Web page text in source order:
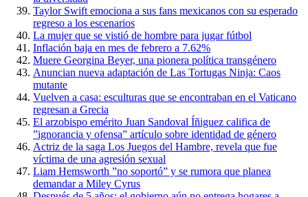
Taylor Swift emociona a sus fans mexicanos con su esperado
regreso a los escenarios
La mujer que se vistió de hombre para jugar fútbol
Inflación baja en mes de febrero a 7.62%
Muere Georgina Beyer, una pionera política transgénero
Anuncian nueva adaptación de Las Tortugas Ninja: Caos
mutante
Vuelven a casa: esculturas que se encontraban en el Vaticano
regresan a Grecia
El arzobispo emérito Juan Sandoval Íñiguez califica de
”ignorancia y ofensa” artículo sobre identidad de género
Actriz de la saga Los Juegos del Hambre, revela que fue
víctima de una agresión sexual
Liam Hemsworth ”no soportó” y se rumora que planea
demandar a Miley Cyrus